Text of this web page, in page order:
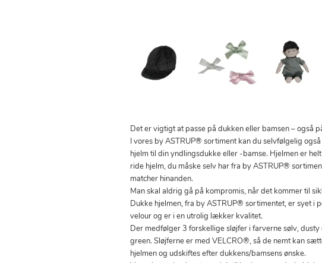
Det er vigtigt at passe på dukken eller bamsen – også
I vores by ASTRUP® sortiment kan du selvfølgelig
hjelm til din yndlingsdukke eller -bamse. Hjelmen er
ride hjelm, du måske selv har fra by ASTRUP®
matcher hinanden.
Man skal aldrig gå på kompromis, når det kommer til
Dukke hjelmen, fra by ASTRUP® sortimentet, er syet i
velour og er i en utrolig lækker kvalitet.
Der medfølger 3 forskellige sløjfer i farverne sølv, dusty
green. Sløjferne er med VELCRO®, så de nemt kan
hjelmen og udskiftes efter dukkens/bamsens ønske.